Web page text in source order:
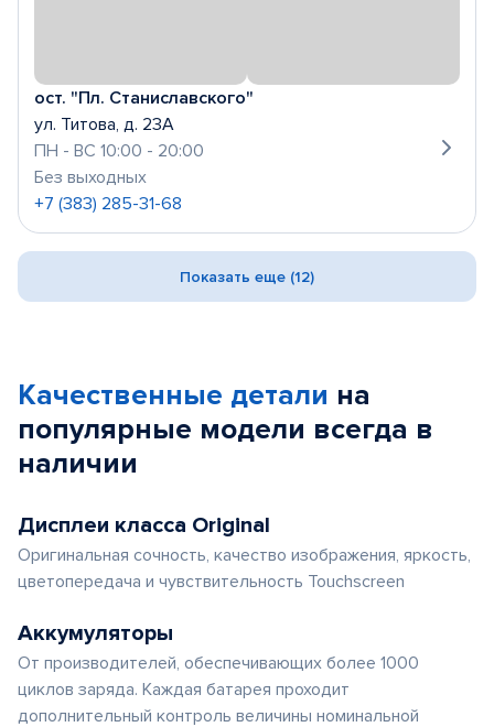
ост. "Пл. Станиславского"
ул. Титова, д. 23А
ПН - ВС 10:00 - 20:00
Без выходных
+7 (383) 285-31-68
Показать еще (12)
Качественные детали на
популярные модели всегда в
наличии
Дисплеи класса Original
Оригинальная сочность, качество изображения, яркость,
цветопередача и чувствительность Touchscreen
Аккумуляторы
От производителей, обеспечивающих более 1000
циклов заряда. Каждая батарея проходит
дополнительный контроль величины номинальной